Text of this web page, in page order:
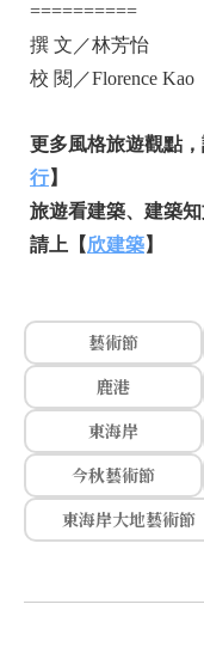
==========
撰 文／林芳怡
校 閱／Florence Kao
更多風格旅遊觀點
行】
旅遊看建築、建築
請上【欣建築】
藝術節
鹿港
東海岸
今秋藝術節
東海岸大地藝術節